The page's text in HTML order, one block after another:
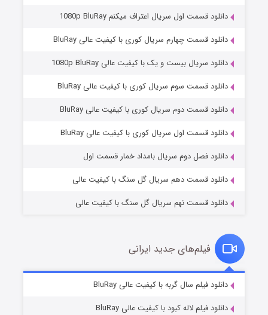
وستی ها
قسمت۱ (زیرنویس) منتشر شد
قسمت۶ (زیرنویس) منتشر شد
دانلود قسمت اول سریال اعتراف میکنم 1080p BluRay
دانلود قسمت چهارم سریال کوری با کیفیت عالی BluRay
دانلود سریال بیست و یک با کیفیت عالی 1080p BluRay
دانلود قسمت سوم سریال کوری با کیفیت عالی BluRay
دانلود قسمت دوم سریال کوری با کیفیت عالی BluRay
دانلود قسمت اول سریال کوری با کیفیت عالی BluRay
دانلود فصل دوم سریال بامداد خمار قسمت اول
دانلود قسمت دهم سریال گل سنگ با کیفیت عالی
دانلود قسمت نهم سریال گل سنگ با کیفیت عالی
فیلم‌های جدید ایرانی
دانلود فیلم سال گربه با کیفیت عالی BluRay
دانلود فیلم لاله کبود با کیفیت عالی BluRay